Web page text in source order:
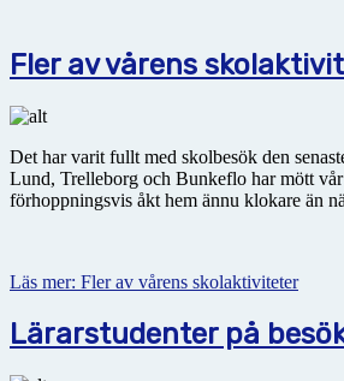
Fler av vårens
Det har varit fullt med skolbesök den
Lund, Trelleborg och Bunkeflo har mött vår
förhoppningsvis åkt hem ännu klokare än
Läs mer: Fler av vårens skolaktiviteter
Lärarstudenter på